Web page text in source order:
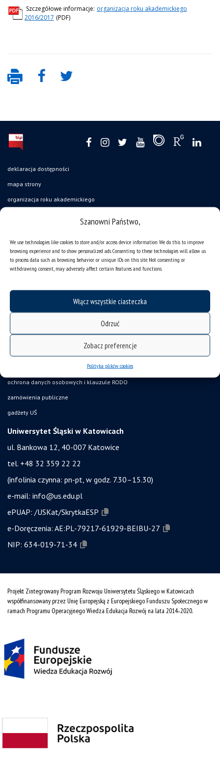
Szanowni Państwo,
We use technologies like cookies to store and/or access device information. We do this to improve
browsing experience and to show personalized ads. Consenting to these technologies will allow us
to process data such as browsing behavior or unique IDs on this site. Not consenting or
withdrawing consent, may adversely affect certain features and functions.
Włącz wszystkie ciasteczka
Odrzuć
Zobacz preferencje
Polityka plików cookies
Szczegółowe informacje: organizacja roku akademickiego
2016/2017 (PDF)
deklaracja dostępności
mapa strony
organizacja roku akademickiego
ogłoszenia
oferty pracy
baza noclegowa
akty prawne UŚ
bezpieczeństwo w uczelni
ochrona danych osobowych i klauzule RODO
zamówienia publiczne
gadżety UŚ
Uniwersytet Śląski w Katowicach
ul. Bankowa 12, 40-007 Katowice
tel. +48 32 359 22 22
(infolinia czynna: pn-pt, w godz. 7.30–15.30)
e-mail: info@us.edu.pl
ePUAP: /USKat/SkrytkaESP
e-Doręczenia: AE:PL-79217-61929-BEIBU-27
NIP: 634-019-71-34
Projekt Zintegrowany Program Rozwoju Uniwersytetu Śląskiego w Katowicach
współfinansowany przez Unię Europejską z Europejskiego Funduszu Społecznego w
ramach Programu Operacyjnego Wiedza Edukacja Rozwój na lata 2014˗2020.